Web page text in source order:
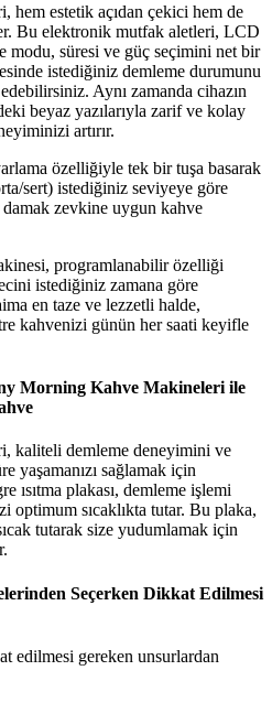
estetik açıdan çekici hem de
Bu elektronik mutfak aletleri, LCD
modu, süresi ve güç seçimini net bir
istediğiniz demleme durumunu
Aynı zamanda cihazın
beyaz yazılarıyla zarif ve kolay
artırır.
özelliğiyle tek bir tuşa basarak
sert) istediğiniz seviyeye göre
zevkine uygun kahve
programlanabilir özelliği
istediğiniz zamana göre
en taze ve lezzetli halde,
kahvenizi günün her saati keyifle
Morning Kahve Makineleri ile
kaliteli demleme deneyimini ve
yaşamanızı sağlamak için
ısıtma plakası, demleme işlemi
optimum sıcaklıkta tutar. Bu plaka,
tutarak size yudumlamak için
Seçerken Dikkat Edilmesi
edilmesi gereken unsurlardan